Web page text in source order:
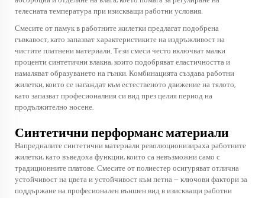
телесната температура при изискващи работни условия.
Смесите от памук в работните жилетки предлагат подобрена
гъвкавост, като запазват характеристиките на издръжливост на
чистите платнени материали. Тези смеси често включват малки
проценти синтетични влакна, които подобряват еластичността и
намаляват образуването на гънки. Комбинацията създава работни
жилетки, които се нагаждат към естественото движение на тялото,
като запазват професионалния си вид през целия период на
продължително носене.
Синтетични перформанс материали
Напредналите синтетични материали революционизираха работните
жилетки, като въведоха функции, които са невъзможни само с
традиционните платове. Смесите от полиестер осигуряват отлична
устойчивост на цвета и устойчивост към петна — ключови фактори за
поддържане на професионален външен вид в изискващи работни